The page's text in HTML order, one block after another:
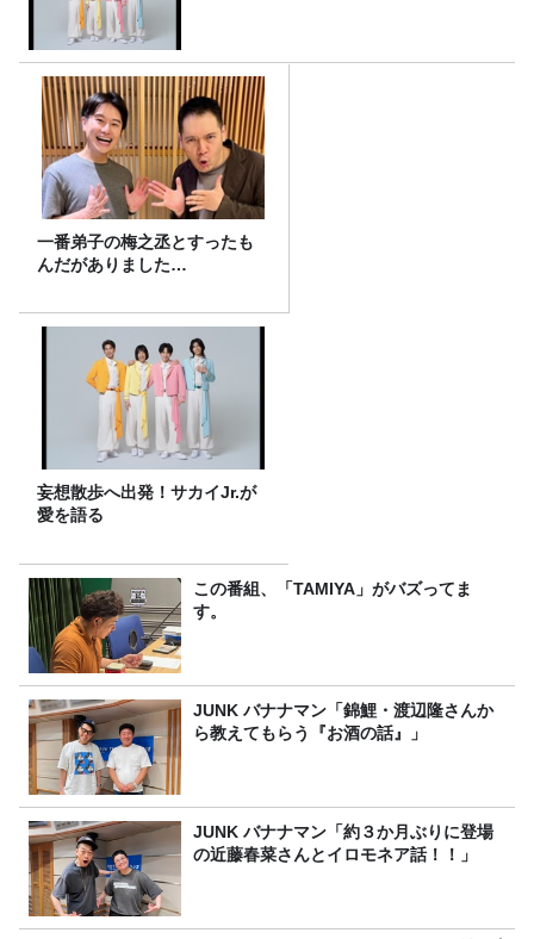
一番弟子の梅之丞とすったも
んだがありました…
妄想散歩へ出発！サカイJr.が
愛を語る
この番組、「TAMIYA」がバズってま
す。
JUNK バナナマン「錦鯉・渡辺隆さんか
ら教えてもらう『お酒の話』」
JUNK バナナマン「約３か月ぶりに登場
の近藤春菜さんとイロモネア話！！」